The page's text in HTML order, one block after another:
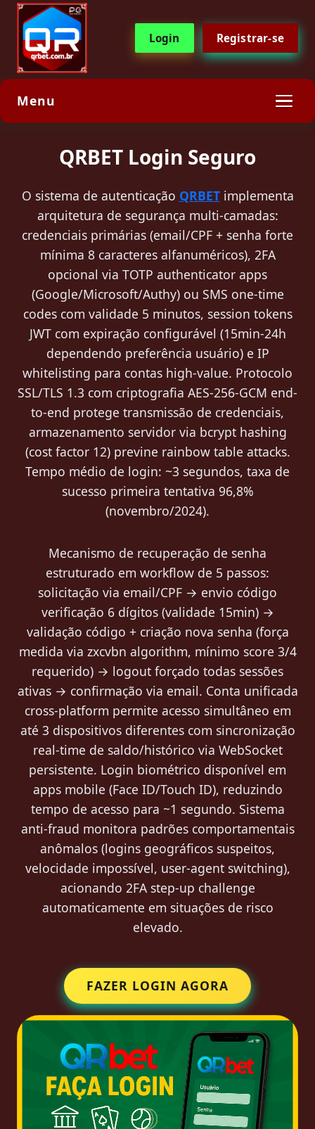
Login Registrar-se
Menu
QRBET Login Seguro
O sistema de autenticação QRBETimplementa
arquitetura de segurança multi-camadas:
credenciais primárias (email/CPF + senha forte
mínima 8 caracteres alfanuméricos), 2FA
opcional via TOTP authenticator apps
(Google/Microsoft/Authy) ou SMS one-time
codes com validade 5 minutos, session tokens
JWT com expiração configurável (15min-24h
dependendo preferência usuário) e IP
whitelisting para contas high-value. Protocolo
SSL/TLS 1.3 com criptografia AES-256-GCM end-
to-end protege transmissão de credenciais,
armazenamento servidor via bcrypt hashing
(cost factor 12) previne rainbow table attacks.
Tempo médio de login: ~3 segundos, taxa de
sucesso primeira tentativa 96,8%
(novembro/2024).
Mecanismo de recuperação de senha
estruturado em workflow de 5 passos:
solicitação via email/CPF → envio código
verificação 6 dígitos (validade 15min) →
validação código + criação nova senha (força
medida via zxcvbn algorithm, mínimo score 3/4
requerido) → logout forçado todas sessões
ativas → confirmação via email. Conta unificada
cross-platform permite acesso simultâneo em
até 3 dispositivos diferentes com sincronização
real-time de saldo/histórico via WebSocket
persistente. Login biométrico disponível em
apps mobile (Face ID/Touch ID), reduzindo
tempo de acesso para ~1 segundo. Sistema
anti-fraud monitora padrões comportamentais
anômalos (logins geográficos suspeitos,
velocidade impossível, user-agent switching),
acionando 2FA step-up challenge
automaticamente em situações de risco
elevado.
FAZER LOGIN AGORA